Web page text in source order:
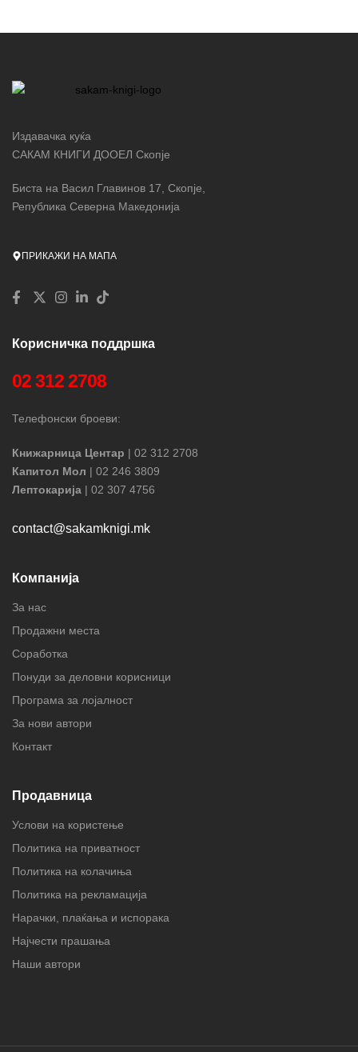
Издавачка куќа
САКАМ КНИГИ ДООЕЛ Скопје
Биста на Васил Главинов 17, Скопје,
Република Северна Македонија
ПРИКАЖИ НА МАПА
Корисничка поддршка
02 312 2708
Телефонски броеви:
Книжарница Центар | 02 312 2708
Капитол Мол | 02 246 3809
Лептокарија | 02 307 4756
contact@sakamknigi.mk
Компанија
За нас
Продажни места
Соработка
Понуди за деловни корисници
Програма за лојалност
За нови автори
Контакт
Продавница
Услови на користење
Политика на приватност
Политика на колачиња
Политика на рекламација
Нарачки, плаќања и испорака
Најчести прашања
Наши автори